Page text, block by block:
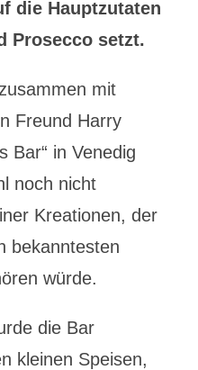
die Hauptzutaten
Prosecco setzt.
mit
Freund Harry
Bar“ in Venedig
noch nicht
Kreationen, der
bekanntesten
würde.
die Bar
kleinen Speisen,